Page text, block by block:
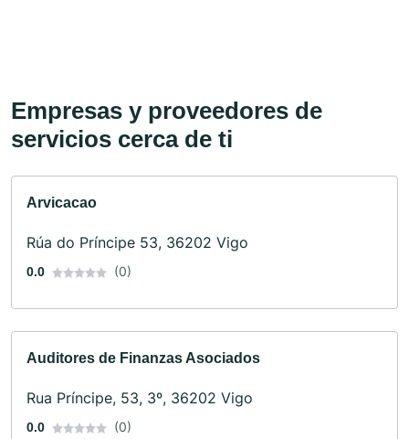
Empresas y proveedores de
servicios cerca de ti
Arvicacao
Rúa do Príncipe 53, 36202 Vigo
0.0 (0)
Auditores de Finanzas Asociados
Rua Príncipe, 53, 3º, 36202 Vigo
0.0 (0)